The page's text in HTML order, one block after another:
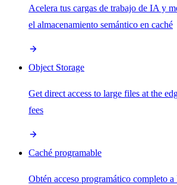
Acelera tus cargas de trabajo de IA y
el almacenamiento semántico en caché
Object Storage
Get direct access to large files at the
fees
Caché programable
Obtén acceso programático completo a